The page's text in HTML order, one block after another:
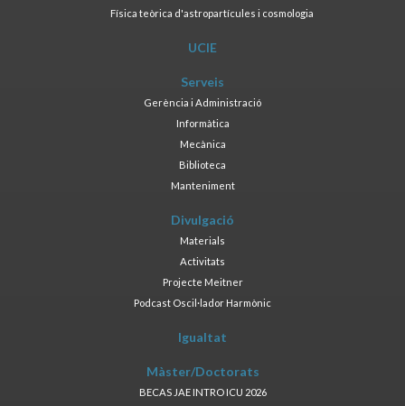
Física teòrica d'astropartícules i cosmologia
UCIE
Serveis
Gerència i Administració
Informàtica
Mecànica
Biblioteca
Manteniment
Divulgació
Materials
Activitats
Projecte Meitner
Podcast Oscil·lador Harmònic
Igualtat
Màster/Doctorats
BECAS JAE INTRO ICU 2026